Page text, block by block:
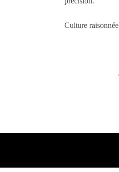
Culture raisonnée